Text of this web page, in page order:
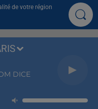
de votre région
DICE